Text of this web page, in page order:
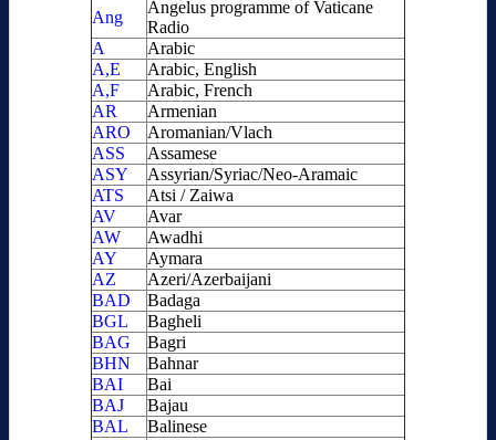
Ang
Angelus programme of Vaticane
Radio
A
Arabic
A,E
Arabic, English
A,F
Arabic, French
AR
Armenian
ARO
Aromanian/Vlach
ASS
Assamese
ASY
Assyrian/Syriac/Neo-Aramaic
ATS
Atsi / Zaiwa
AV
Avar
AW
Awadhi
AY
Aymara
AZ
Azeri/Azerbaijani
BAD
Badaga
BGL
Bagheli
BAG
Bagri
BHN
Bahnar
BAI
Bai
BAJ
Bajau
BAL
Balinese